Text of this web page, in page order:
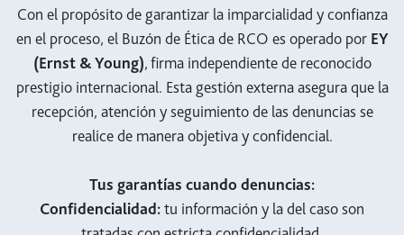
Con el propósito de garantizar la imparcialidad y confianza
en el proceso, el Buzón de Ética de RCO es operado por EY
(Ernst & Young), firma independiente de reconocido
prestigio internacional. Esta gestión externa asegura que la
recepción, atención y seguimiento de las denuncias se
realice de manera objetiva y confidencial.
Tus garantías cuando denuncias:
Confidencialidad: tu información y la del caso son